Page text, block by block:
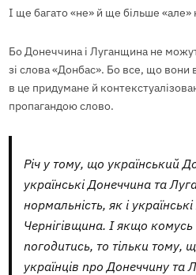
І ще багато «не» й ще більше «але»
Бо Донеччина і Луганщина не
зі слова «Донбас». Бо все, що вони
в це придумане й
пропагандою слово.
Річ у тому, що український
українські Донеччина та
нормальність, як і
Чернігівщина. І якщо
погодитись, то тільки тому,
українців про Донеччину та